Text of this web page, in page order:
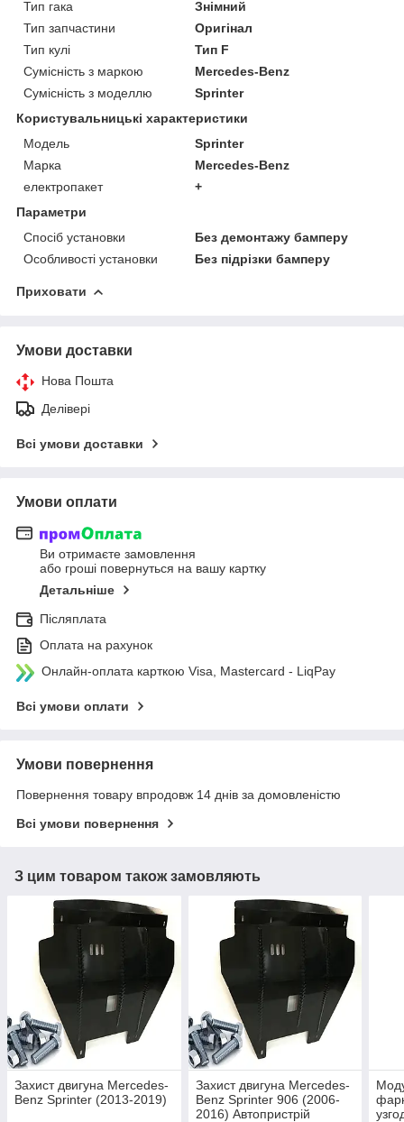
Тип гака
Знімний
Тип запчастини
Оригінал
Тип кулі
Тип F
Сумісність з маркою
Mercedes-Benz
Сумісність з моделлю
Sprinter
Користувальницькі характеристики
Модель
Sprinter
Марка
Mercedes-Benz
електропакет
+
Параметри
Спосіб установки
Без демонтажу бамперу
Особливості установки
Без підрізки бамперу
Приховати
Умови доставки
Нова Пошта
Делівері
Всі умови доставки
Умови оплати
Ви отримаєте замовлення
або гроші повернуться на вашу картку
Детальніше
Післяплата
Оплата на рахунок
Онлайн-оплата карткою Visa, Mastercard - LiqPay
Всі умови оплати
Умови повернення
Повернення товару впродовж 14 днів за домовленістю
Всі умови повернення
З цим товаром також замовляють
Захист двигуна Mercedes-
Benz Sprinter (2013-2019)
Захист двигуна Mercedes-
Benz Sprinter 906 (2006-
2016) Автопристрій